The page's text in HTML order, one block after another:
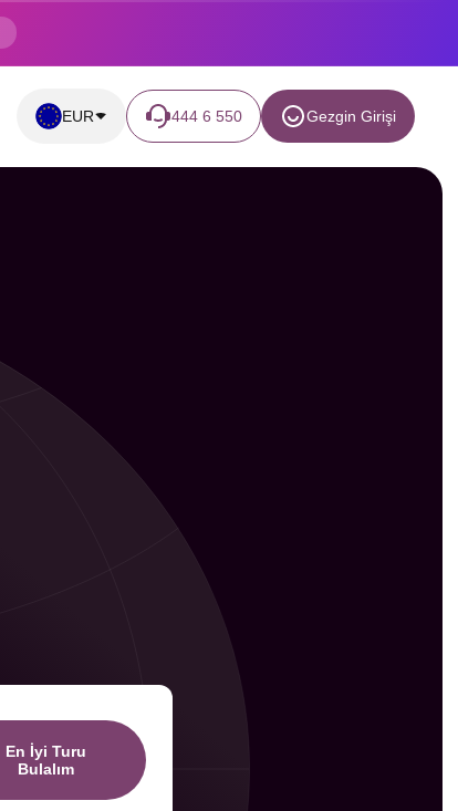
EUR 444 6 550 Gezgin Girişi
En İyi Turu
Bulalım